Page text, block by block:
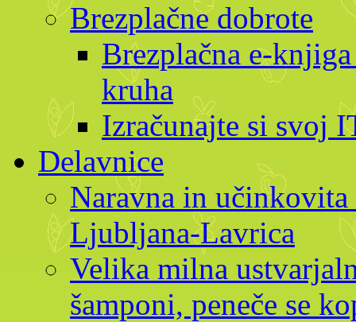
Brezplačne dobrote
Brezplačna e-
kruha
Izračunajte si svoj
Delavnice
Naravna in
Ljubljana-Lavrica
Velika milna
šamponi, peneče se